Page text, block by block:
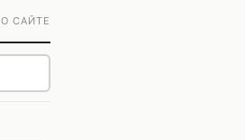
О САЙТЕ